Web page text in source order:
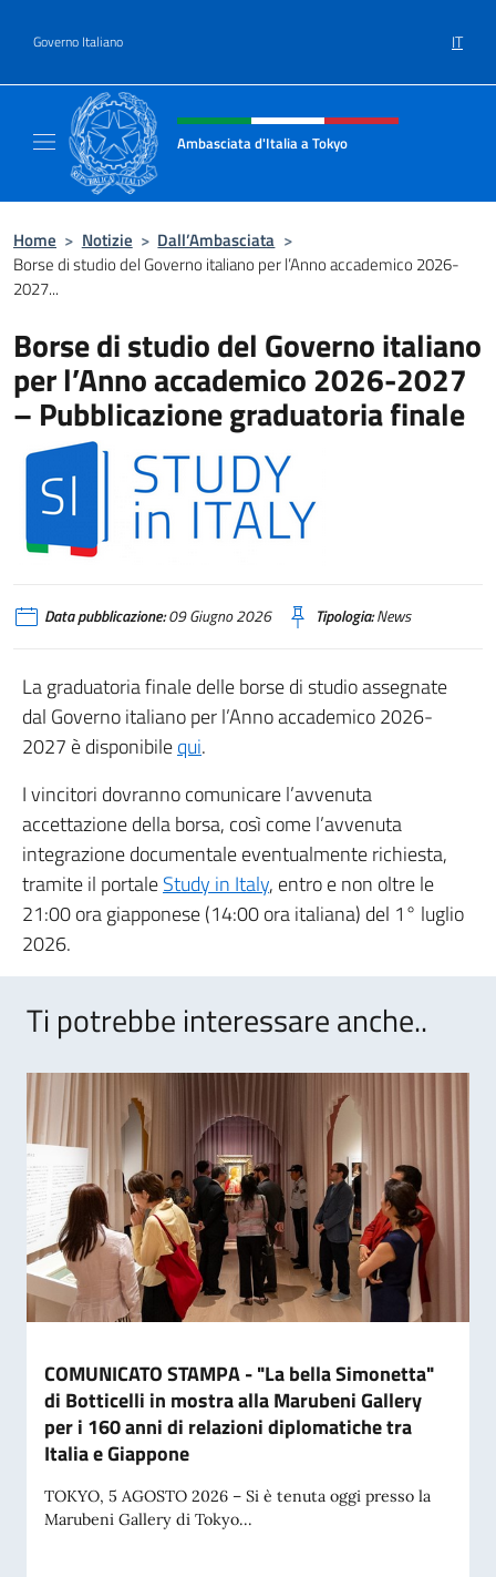
Governo Italiano IT
Intestazione sito, social e menù
Ambasciata d'Italia a Tokyo
Home > Notizie > Dall’Ambasciata >
Borse di studio del Governo italiano per l’Anno accademico 2026-
2027...
Borse di studio del Governo italiano
per l’Anno accademico 2026-2027
– Pubblicazione graduatoria finale
Data pubblicazione:09 Giugno 2026 Tipologia:News
La graduatoria finale delle borse di studio assegnate
dal Governo italiano per l’Anno accademico 2026-
2027 è disponibilequi.
I vincitori dovranno comunicare l’avvenuta
accettazione della borsa, così come l’avvenuta
integrazione documentale eventualmente richiesta,
tramite il portaleStudy in Italy, entro e non oltre le
21:00 ora giapponese (14:00 ora italiana) del 1° luglio
2026.
Ti potrebbe interessare anche..
COMUNICATO STAMPA - "La bella Simonetta"
di Botticelli in mostra alla Marubeni Gallery
per i 160 anni di relazioni diplomatiche tra
Italia e Giappone
TOKYO, 5 AGOSTO 2026 – Si è tenuta oggi presso la
Marubeni Gallery di Tokyo...